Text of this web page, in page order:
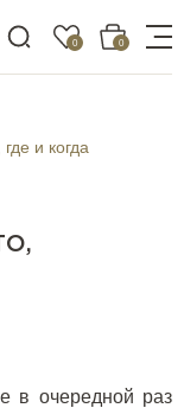
0 0
и когда
в очередной раз